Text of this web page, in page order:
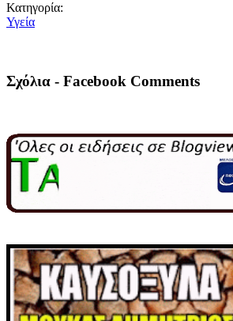
Κατηγορία:
Υγεία
Σχόλια - Facebook Comments